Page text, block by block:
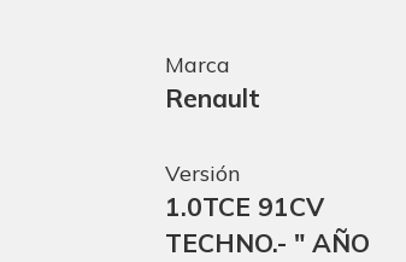
Marca
Renault
Versión
1.0TCE 91CV
TECHNO.- " AÑO